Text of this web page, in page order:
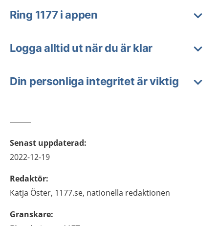
Ring 1177 i appen
Logga alltid ut när du är klar
Din personliga integritet är viktig
Senast uppdaterad:
2022-12-19
Redaktör:
Katja Öster, 1177.se, nationella redaktionen
Granskare: